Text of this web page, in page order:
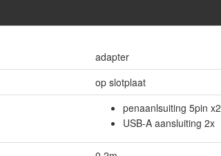
adapter
op slotplaat
penaanlsuiting 5pin x2
USB-A aansluiting 2x